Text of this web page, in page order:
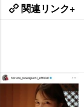
関連リンク+